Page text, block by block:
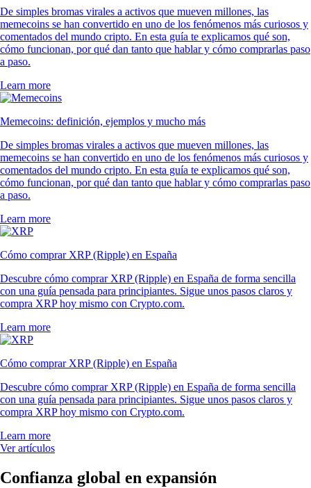
De simples bromas virales a activos que mueven millones, las
memecoins se han convertido en uno de los fenómenos más curiosos y
comentados del mundo cripto. En esta guía te explicamos qué son,
cómo funcionan, por qué dan tanto que hablar y cómo comprarlas paso
a paso.
Learn more
Memecoins: definición, ejemplos y mucho más
De simples bromas virales a activos que mueven millones, las
memecoins se han convertido en uno de los fenómenos más curiosos y
comentados del mundo cripto. En esta guía te explicamos qué son,
cómo funcionan, por qué dan tanto que hablar y cómo comprarlas paso
a paso.
Learn more
Cómo comprar XRP (Ripple) en España
Descubre cómo comprar XRP (Ripple) en España de forma sencilla
con una guía pensada para principiantes. Sigue unos pasos claros y
compra XRP hoy mismo con Crypto.com.
Learn more
Cómo comprar XRP (Ripple) en España
Descubre cómo comprar XRP (Ripple) en España de forma sencilla
con una guía pensada para principiantes. Sigue unos pasos claros y
compra XRP hoy mismo con Crypto.com.
Learn more
Ver artículos
Confianza global en expansión